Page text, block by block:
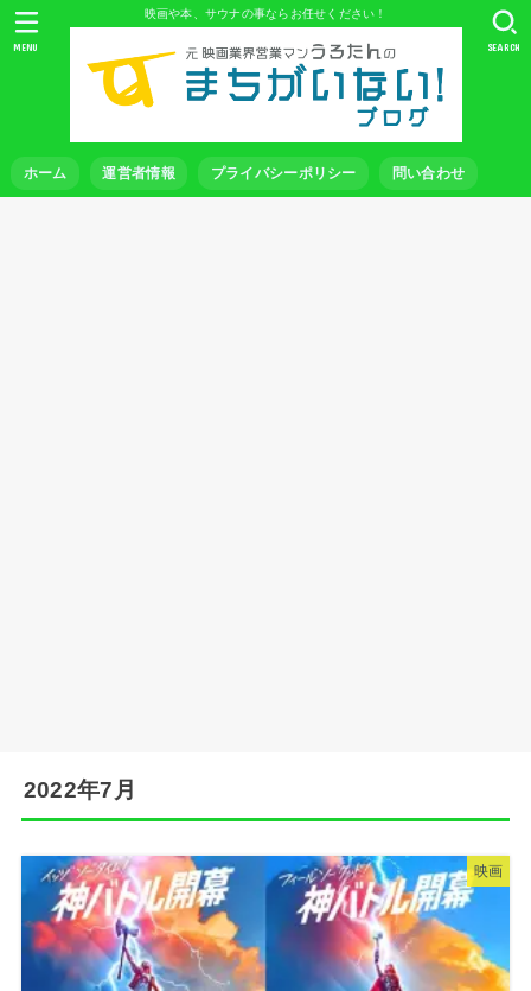
映画や本、サウナの事ならお任せください！
ホーム 運営者情報 プライバシーポリシー 問い合わせ
SEARCH
MENU
2022年7月
映画